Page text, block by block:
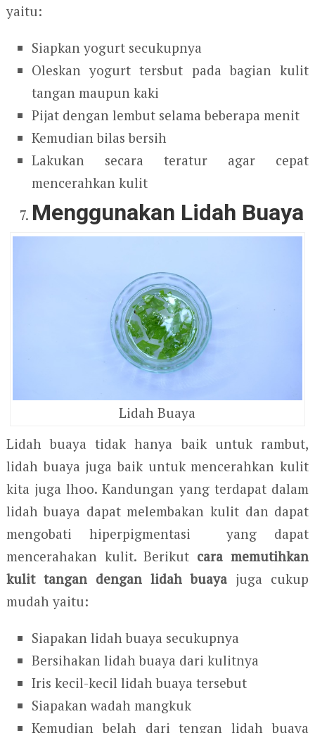
yaitu:
Siapkan yogurt secukupnya
Oleskan yogurt tersbut pada bagian kulit
tangan maupun kaki
Pijat dengan lembut selama beberapa menit
Kemudian bilas bersih
Lakukan secara teratur agar cepat
mencerahkan kulit
Menggunakan Lidah Buaya
Lidah Buaya
Lidah buaya tidak hanya baik untuk rambut,
lidah buaya juga baik untuk mencerahkan kulit
kita juga lhoo. Kandungan yang terdapat dalam
lidah buaya dapat melembakan kulit dan dapat
mengobati hiperpigmentasi yang dapat
mencerahakan kulit. Berikut cara memutihkan
kulit tangan dengan lidah buaya juga cukup
mudah yaitu:
Siapakan lidah buaya secukupnya
Bersihakan lidah buaya dari kulitnya
Iris kecil-kecil lidah buaya tersebut
Siapakan wadah mangkuk
Kemudian belah dari tengan lidah buaya